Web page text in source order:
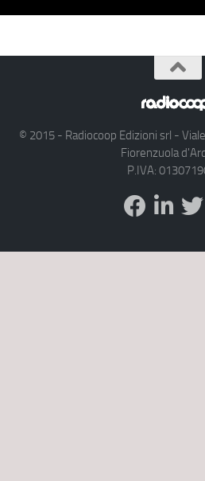
© 2015 - Radiocoop Edizioni srl -
Fiorenzuola
P.IVA: